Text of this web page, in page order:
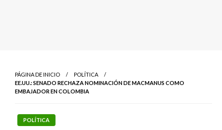
PÁGINA DE INICIO
POLÍTICA
EE.UU.: SENADO RECHAZA NOMINACIÓN DE MACMANUS COMO
EMBAJADOR EN COLOMBIA
POLÍTICA